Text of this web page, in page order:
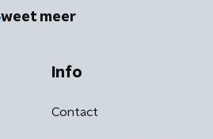
weet meer
Info
Contact